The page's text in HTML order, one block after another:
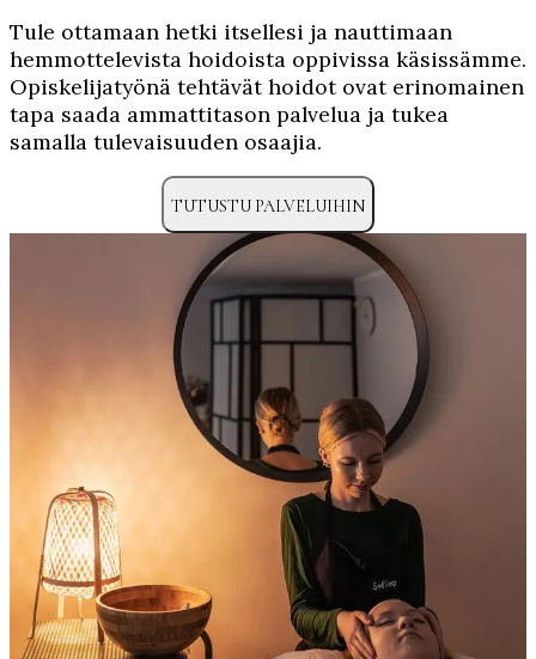
Tule ottamaan hetki itsellesi ja nauttimaan
hemmottelevista hoidoista oppivissa käsissämme.
Opiskelijatyönä tehtävät hoidot ovat erinomainen
tapa saada ammattitason palvelua ja tukea
samalla tulevaisuuden osaajia.
TUTUSTU PALVELUIHIN